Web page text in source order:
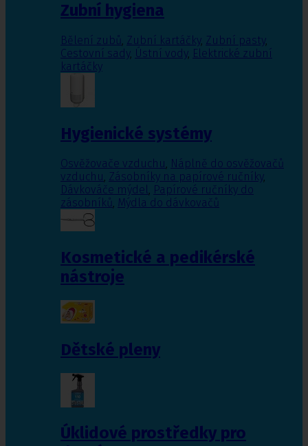
Zubní hygiena
Bělení zubů, Zubní kartáčky, Zubní pasty,
Cestovní sady, Ústní vody, Elektrické zubní
kartáčky
Hygienické systémy
Osvěžovače vzduchu, Náplně do osvěžovačů
vzduchu, Zásobníky na papírové ručníky,
Dávkováče mýdel, Papírové ručníky do
zásobníků, Mýdla do dávkovačů
Kosmetické a pedikérské
nástroje
Dětské pleny
Úklidové prostředky pro